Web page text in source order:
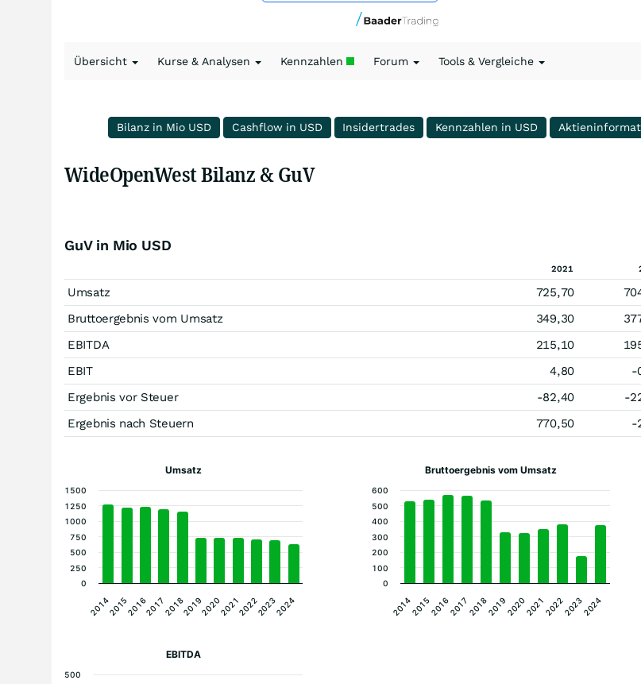
Übersicht Kurse & Analysen Kennzahlen Forum Tools & Vergleiche
Bilanz in Mio USD Cashflow in USD Insidertrades Kennzahlen in USD
WideOpenWest Bilanz & GuV
GuV in Mio USD
2021
Umsatz 725,70
Bruttoergebnis vom Umsatz
349,30
EBITDA
215,10
EBIT
4,80 -
Ergebnis vor Steuer
-82,40 -
Ergebnis nach Steuern
770,50 -
Umsatz
2014 2016 2018 2020 2022 2024
2015 2017 2019 2021 2023
0
250
500
750
1000
1250
1500
Bruttoergebnis vom Umsatz
2014 2016 2018 2020 2022 2024
2015 2017 2019 2021 2023
0
100
200
300
400
500
600
EBITDA
500